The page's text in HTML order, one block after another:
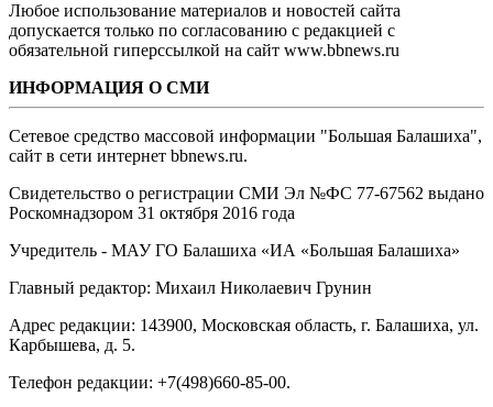
Любое использование материалов и новостей сайта
допускается только по согласованию с редакцией с
обязательной гиперссылкой на сайт www.bbnews.ru
ИНФОРМАЦИЯ О СМИ
Сетевое средство массовой информации "Большая Балашиха",
сайт в сети интернет bbnews.ru.
Свидетельство о регистрации СМИ Эл №ФС ‎77-67562 выдано
Роскомнадзором 31 октября 2016 года
Учредитель - МАУ ГО Балашиха «ИА «Большая Балашиха»
Главный редактор: Михаил Николаевич Грунин
Адрес редакции: 143900, Московская область, г. Балашиха, ул.
Карбышева, д. 5.
Телефон редакции: +7(498)660-85-00.